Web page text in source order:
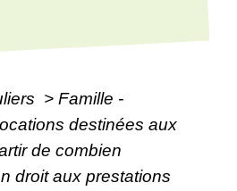
> Famille -
destinées aux
de combien
droit aux prestations